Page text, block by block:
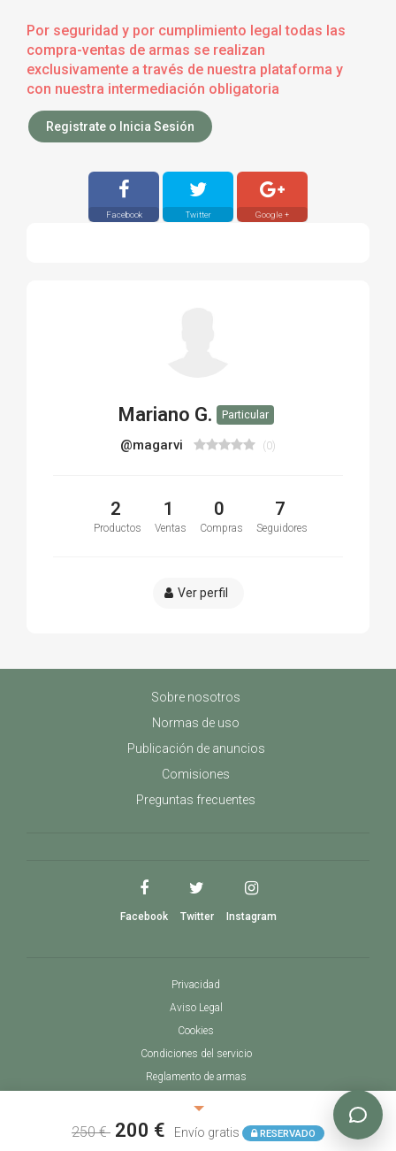
Por seguridad y por cumplimiento legal todas las
compra-ventas de armas se realizan
exclusivamente a través de nuestra plataforma y
con nuestra intermediación obligatoria
Registrate o Inicia Sesión
Facebook Twitter Google +
250 € 200 € Envío gratis RESERVADO
Mariano G. Particular
@magarvi (0)
2
Productos
1
Ventas
0
Compras
7
Seguidores
Ver perfil
Sobre nosotros
Normas de uso
Publicación de anuncios
Comisiones
Preguntas frecuentes
Facebook Twitter Instagram
Privacidad
Aviso Legal
Cookies
Condiciones del servicio
Reglamento de armas
Conpactum © 2017 - 2026